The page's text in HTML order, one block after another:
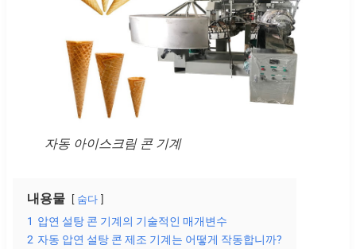
자동 아이스크림 콘 기계
내용물 숨다
1 압연 설탕 콘 기계의 기술적인 매개변수
2 자동 압연 설탕 콘 제조 기계는 어떻게 작동합니까?